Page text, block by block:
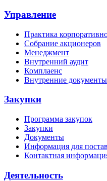
Управление
Практика
Собрание акционеров
Менеджмент
Внутренний аудит
Комплаенс
Внутренние документы
Закупки
Программа закупок
Закупки
Документы
Информация для
Контактная
Деятельность